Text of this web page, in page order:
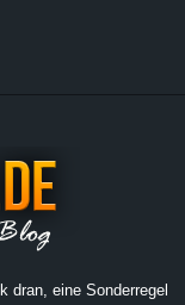
dran, eine Sonderregel